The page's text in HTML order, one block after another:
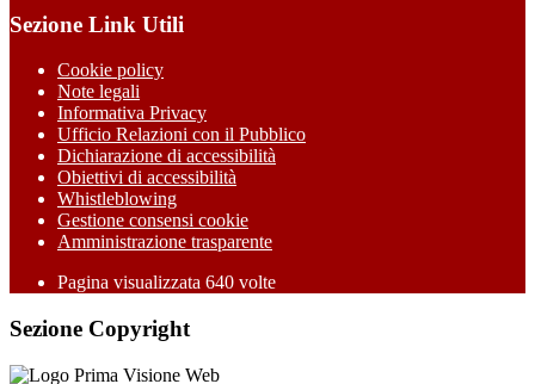
Sezione Link Utili
Cookie policy
Note legali
Informativa Privacy
Ufficio Relazioni con il Pubblico
Dichiarazione di accessibilità
Obiettivi di accessibilità
Whistleblowing
Gestione consensi cookie
Amministrazione trasparente
Pagina visualizzata 640 volte
Sezione Copyright